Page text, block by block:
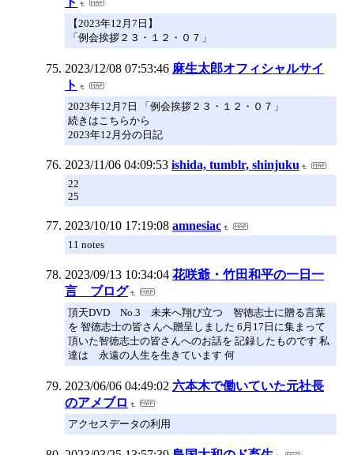
【2023年12月7日】
「例会挨拶２３・１２・０７」
2023/12/08 07:53:46 麻生太郎オフィシャルサイ
ト
2023年12月7日 「例会挨拶２３・１２・０７」
続きはこちらから
2023年12月分の日記
2023/11/06 04:09:53 ishida, tumblr, shinjuku
22
25
2023/10/10 17:19:08 amnesiac
11 notes
2023/09/13 10:34:04 花咲爺・竹田和平の一日一
言 ブログ
頂天DVD No.3 未来へ翔び立つ 智徳志士に贈る言葉
を 智徳志士の皆さんへ贈呈しました 6月17日に集まって
頂いた智徳志士の皆さんへのお話を 記録したものです 私
達は 永遠の人生を生きています 何
2023/06/06 04:49:02 六本木で働いていた元社長
のアメブロ
アクセスデータの利用